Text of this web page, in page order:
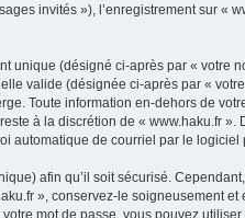
invités »), l’enregistrement sur «
unique (désigné ci-après par « votre
valide (désignée ci-après par «
Toute information en-dehors de
à la discrétion de « www.haku.fr
automatique de courriel par le logiciel
afin qu’il soit sécurisé.
», conservez-le soigneusement
mot de passe, vous pouvez